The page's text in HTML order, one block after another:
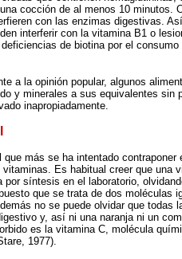
cocción de al menos 10 minutos.
con las enzimas digestivas.
interferir con la vitamina B1 o
de biotina por el
a la opinión popular, algunos
y minerales a sus equivalentes sin
inapropiadamente.
que más se ha intentado
Es habitual creer que una
por síntesis en el laboratorio,
que se trata de dos moléculas
no se puede olvidar que
y, así ni una naranja ni un
es la vitamina C, molécula
1977).